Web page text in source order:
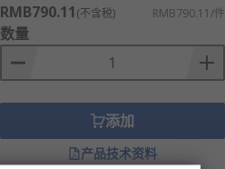
RMB790.11(不含税) RMB790.11/件
数量
添加
产品技术资料